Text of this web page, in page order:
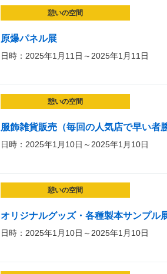
憩いの空間
原爆パネル展
日時：2025年1月11日～2025年1月11日
憩いの空間
服飾雑貨販売（毎回の人気店で早い者
日時：2025年1月10日～2025年1月10日
憩いの空間
オリジナルグッズ・各種製本サンプル
日時：2025年1月10日～2025年1月10日